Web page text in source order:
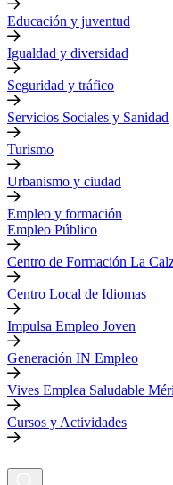
Educación y juventud
Igualdad y diversidad
Seguridad y tráfico
Servicios Sociales y Sanidad
Turismo
Urbanismo y ciudad
Empleo y formación
Empleo Público
Centro de Formación La
Centro Local de Idiomas
Impulsa Empleo Joven
Generación IN Empleo
Vives Emplea Saludable
Cursos y Actividades